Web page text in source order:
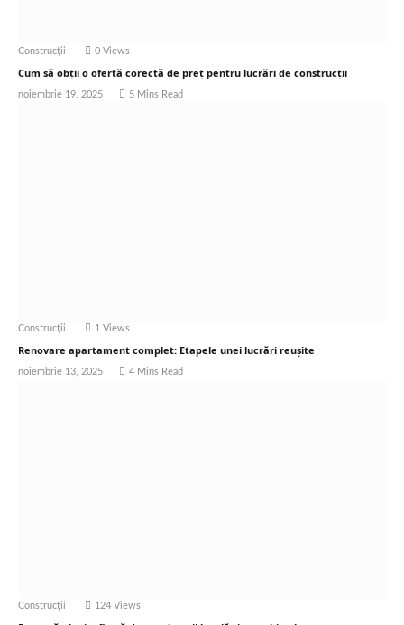
Construcții 0 Views
Cum să obții o ofertă corectă de preț pentru lucrări de construcții
noiembrie 19, 2025 5 Mins Read
Construcții 1 Views
Renovare apartament complet: Etapele unei lucrări reușite
noiembrie 13, 2025 4 Mins Read
Construcții 124 Views